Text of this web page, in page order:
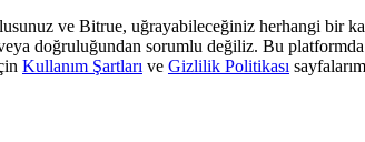
ve Bitrue, uğrayabileceğiniz herhangi bir
doğruluğundan sorumlu değiliz. Bu
Kullanım Şartları ve Gizlilik Politikası